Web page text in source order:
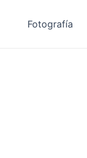
Fotografía